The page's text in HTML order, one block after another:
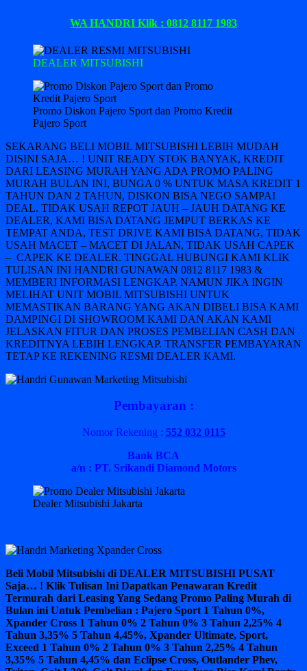
WA HANDRI Klik : 0812 8117 1983
DEALER MITSUBISHI
Promo Diskon Pajero Sport dan Promo Kredit
Pajero Sport
SEKARANG BELI MOBIL MITSUBISHI LEBIH MUDAH
DISINI SAJA… ! UNIT READY STOK BANYAK, KREDIT
DARI LEASING MURAH YANG ADA PROMO PALING
MURAH BULAN INI, BUNGA 0 % UNTUK MASA KREDIT 1
TAHUN DAN 2 TAHUN, DISKON BISA NEGO SAMPAI
DEAL. TIDAK USAH REPOT JAUH – JAUH DATANG KE
DEALER, KAMI BISA DATANG JEMPUT BERKAS KE
TEMPAT ANDA, TEST DRIVE KAMI BISA DATANG, TIDAK
USAH MACET – MACET DI JALAN, TIDAK USAH CAPEK
– CAPEK KE DEALER. TINGGAL HUBUNGI KAMI KLIK
TULISAN INI HANDRI GUNAWAN 0812 8117 1983 &
MEMBERI INFORMASI LENGKAP. NAMUN JIKA INGIN
MELIHAT UNIT MOBIL MITSUBISHI UNTUK
MEMASTIKAN BARANG YANG AKAN DIBELI BISA KAMI
DAMPINGI DI SHOWROOM KAMI DAN AKAN KAMI
JELASKAN FITUR DAN PROSES PEMBELIAN CASH DAN
KREDITNYA LEBIH LENGKAP. TRANSFER PEMBAYARAN
TETAP KE REKENING RESMI DEALER KAMI.
Pembayaran :
Nomor Rekening : 552 032 0115
Bank BCA
a/n : PT. Srikandi Diamond Motors
Dealer Mitsubishi Jakarta
Beli Mobil Mitsubishi di DEALER MITSUBISHI PUSAT
Saja… ! Klik Tulisan Ini Dapatkan Penawaran Kredit
Termurah dari Leasing Yang Sedang Promo Paling Murah di
Bulan ini Untuk Pembelian : Pajero Sport 1 Tahun 0%,
Xpander Cross 1 Tahun 0% 2 Tahun 0% 3 Tahun 2,25% 4
Tahun 3,35% 5 Tahun 4,45%, Xpander Ultimate, Sport,
Exceed 1 Tahun 0% 2 Tahun 0% 3 Tahun 2,25% 4 Tahun
3,35% 5 Tahun 4,45% dan Eclipse Cross, Outlander Phev,